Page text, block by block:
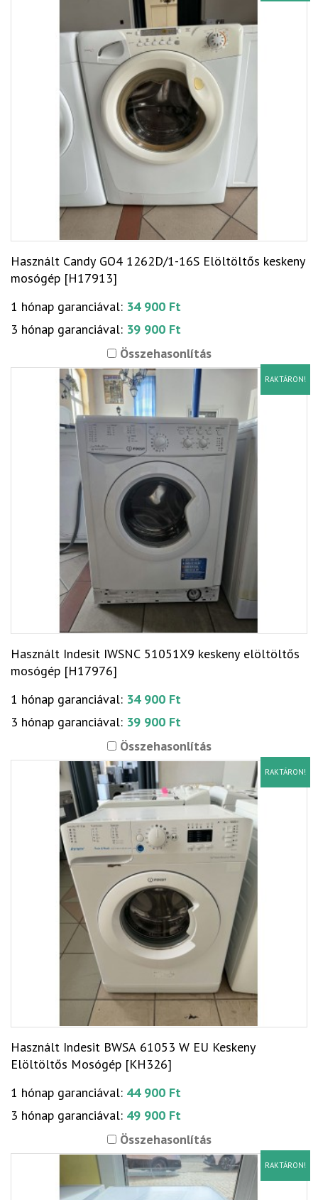
Használt Candy GO4 1262D/1-16S Elöltöltős keskeny
mosógép [H17913]
1 hónap garanciával: 34 900 Ft
3 hónap garanciával: 39 900 Ft
Összehasonlítás
RAKTÁRON!
Használt Indesit IWSNC 51051X9 keskeny elöltöltős
mosógép [H17976]
1 hónap garanciával: 34 900 Ft
3 hónap garanciával: 39 900 Ft
Összehasonlítás
RAKTÁRON!
Használt Indesit BWSA 61053 W EU Keskeny
Elöltöltős Mosógép [KH326]
1 hónap garanciával: 44 900 Ft
3 hónap garanciával: 49 900 Ft
Összehasonlítás
RAKTÁRON!